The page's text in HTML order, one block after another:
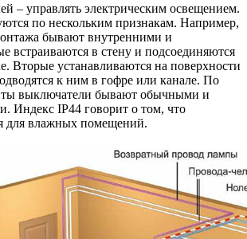
– управлять электрическим освещением.
по нескольким признакам. Например,
бывают внутренними и
встраиваются в стену и подсоединяются
Вторые устанавливаются на поверхности
к ним в гофре или канале. По
выключатели бывают обычными и
Индекс IP44 говорит о том, что
для влажных помещений.